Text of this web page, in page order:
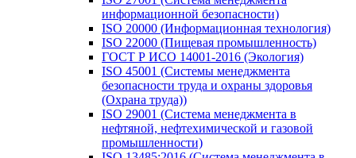
информационной безопасности)
ISO 20000 (Информационная технология)
ISO 22000 (Пищевая промышленность)
ГОСТ Р ИСО 14001-2016 (Экология)
ISO 45001 (Системы менеджмента
безопасности труда и охраны здоровья
(Охрана труда))
ISO 29001 (Система менеджмента в
нефтяной, нефтехимической и газовой
промышленности)